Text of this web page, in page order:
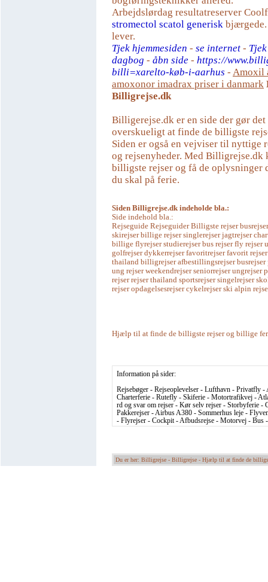
Arbejdslørdag resultatreserver
stromectol scatol generisk
lever.
Tjek hjemmesiden - se internet -
dagbog - åbn side - https://
billi=xarelto-køb-i-aarhus - Amoxil
amoxonor imadrax priser i danmark
Billigrejse.dk
Billigerejse.dk er en side der gør det
overskueligt at finde de billigste
Siden er også en vejviser til nyttige
og rejsenyheder. Med Billigrejse.dk
billigste rejser og få de oplysninger
du skal på ferie.
Siden Billigrejse.dk indeholde bla.:
Side indehold bla.:
Rejseguide Rejseguider Billigste rejser
skirejser billige rejser singlerejser jagtrejser
billige flyrejser studierejser bus rejser fly rejser
golfrejser dykkerrejser favoritrejser favorit
thailand billigrejser afbestillingsrejser busrejser
ung rejser weekendrejser seniorrejser ungrejser
rejser rejser thailand sportsrejser singelrejser
rejser opdagelsesrejser cykelrejser ski alpin
Hjælp til at finde de billigste rejser og billige
Information på sider:
Rejsebøger - Rejseoplevelser - Lufthavn - Privatfly
Charterferie - Rutefly - Skiferie - Motortrafikvej -
rd og svar om rejser - Kør selv rejser - Storbyferie -
Pakkerejser - Airbus A380 - Sommerhus leje -
- Flyrejser - Cockpit - Afbudsrejse - Motorvej - Bus
Du er her: Billigrejse - Billigrejse - Hjælp til at finde de